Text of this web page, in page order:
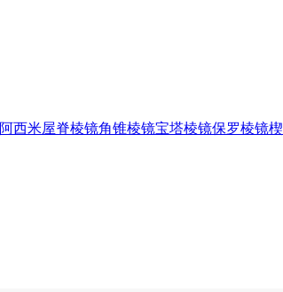
阿西米屋脊棱镜角锥棱镜宝塔棱镜保罗棱镜